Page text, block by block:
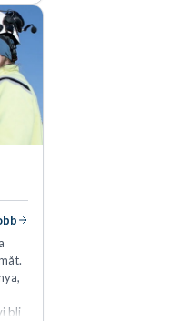
bli